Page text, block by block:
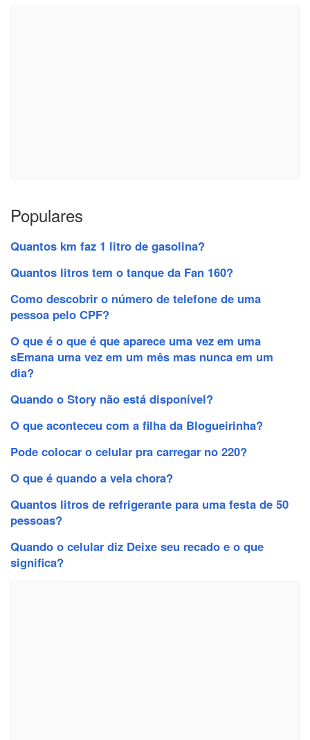
Populares
Quantos km faz 1 litro de gasolina?
Quantos litros tem o tanque da Fan 160?
Como descobrir o número de telefone de uma
pessoa pelo CPF?
O que é o que é que aparece uma vez em uma
sEmana uma vez em um mês mas nunca em um
dia?
Quando o Story não está disponível?
O que aconteceu com a filha da Blogueirinha?
Pode colocar o celular pra carregar no 220?
O que é quando a vela chora?
Quantos litros de refrigerante para uma festa de 50
pessoas?
Quando o celular diz Deixe seu recado e o que
significa?